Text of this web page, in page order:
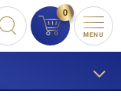
0
MENU